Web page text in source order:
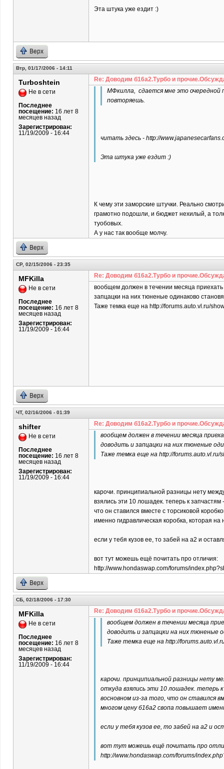
Эта штука уже ездит :)
Верх
Втр, 01/17/2006 - 14:11
Turboshtein
Не в сети
Последнее
посещение: 16 лет 8
месяцев назад
Зарегистрирован:
11/19/2009 - 16:44
Re: Доводим б16а2.Турбо и
МФкилла, сдается мне это очередной
повторяешь.
читать здесь - http://
Эта штука уже ездит :)
К чему эти заморские штучки. Реально
грамотно подошли, и бюджет нехилый, а
туобовых.
А у нас так вообще молчу.
Верх
СР, 02/15/2006 - 23:35
MFKilla
Не в сети
Последнее
посещение: 16 лет 8
месяцев назад
Зарегистрирован:
11/19/2009 - 16:44
Re: Доводим б16а2.Турбо и
вообщем должен в течении месяца
запцацки на них тюненые одинаково
Таже темка еще на http://forums.auto.vl.ru/
Верх
ЧТ, 02/16/2006 - 01:39
shifter
Не в сети
Последнее
посещение: 16 лет 8
месяцев назад
Зарегистрирован:
11/19/2009 - 16:44
Re: Доводим б16а2.Турбо и
вообщем должен в течении месяца
доводить и запцацки на них тюненые
Таже темка еще на http://forums.auto.vl.ru/
карочи. принципиальной разницы нету
взялись эти 10 лошадек. теперь к
что он ставился вместе с торсиковой
именно гидравлическая коробка, которая на
если у тебя кузов ее, то забей на а2 и
вот тут можешь ещё почитать про отличия:
http://www.hondaswap.com/forums/
Верх
СБ, 02/18/2006 - 17:30
MFKilla
Не в сети
Последнее
посещение: 16 лет 8
месяцев назад
Зарегистрирован:
11/19/2009 - 16:44
Re: Доводим б16а2.Турбо и
вообщем должен в течении месяца
доводить и запцацки на них тюненые
Таже темка еще на http://
карочи. принципиальной разницы нету
откуда взялись эти 10 лошадек. теперь
восновном из-за того, что он ставился
многом цену б16а2 свопа повышает
если у тебя кузов ее, то забей на а2 и
вот тут можешь ещё почитать про
http://www.hondaswap.com/forums/